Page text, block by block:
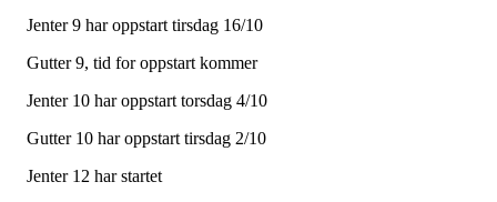
Jenter 9 har oppstart tirsdag 16/10
Gutter 9, tid for oppstart kommer
Jenter 10 har oppstart torsdag 4/10
Gutter 10 har oppstart tirsdag 2/10
Jenter 12 har startet